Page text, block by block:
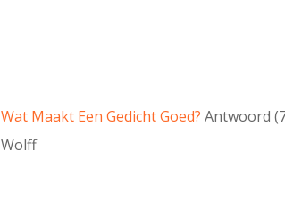
Wat Maakt Een Gedicht Goed? Antwoord
Wolff